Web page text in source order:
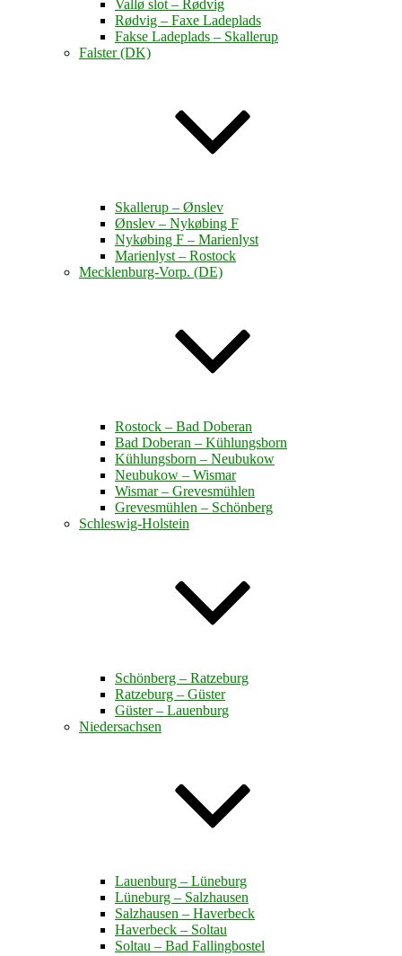
Vallø slot – Rødvig
Rødvig – Faxe Ladeplads
Fakse Ladeplads – Skallerup
Falster (DK)
Skallerup – Ønslev
Ønslev – Nykøbing F
Nykøbing F – Marienlyst
Marienlyst – Rostock
Mecklenburg-Vorp. (DE)
Rostock – Bad Doberan
Bad Doberan – Kühlungsborn
Kühlungsborn – Neubukow
Neubukow – Wismar
Wismar – Grevesmühlen
Grevesmühlen – Schönberg
Schleswig-Holstein
Schönberg – Ratzeburg
Ratzeburg – Güster
Güster – Lauenburg
Niedersachsen
Lauenburg – Lüneburg
Lüneburg – Salzhausen
Salzhausen – Haverbeck
Haverbeck – Soltau
Soltau – Bad Fallingbostel